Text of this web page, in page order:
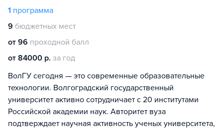
1 программа
9 бюджетных мест
от 96 проходной балл
от 84000 р. за год
ВолГУ сегодня — это современные образовательные
технологии. Волгоградский государственный
университет активно сотрудничает с 20 институтами
Российской академии наук. Авторитет вуза
подтверждает научная активность ученых университета,